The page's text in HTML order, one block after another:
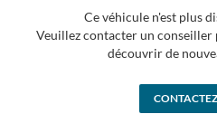
Ce véhicule n'est plus
Veuillez contacter un
découvrir de